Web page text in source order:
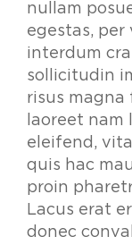
nullam
egestas,
interdum
sollicitudin
risus
laoreet nam
eleifend,
quis hac
proin
Lacus erat
donec